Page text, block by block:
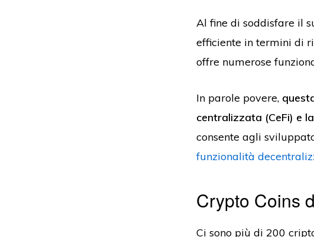
Al fine di soddisfare il
efficiente in termini di
offre numerose
In parole povere,
centralizzata (CeFi) e
consente agli
funzionalità
Crypto Coins
Ci sono più di 200